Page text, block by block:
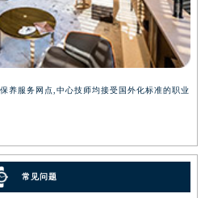
养服务网点,中心技师均接受国外化标准的职业
常见问题